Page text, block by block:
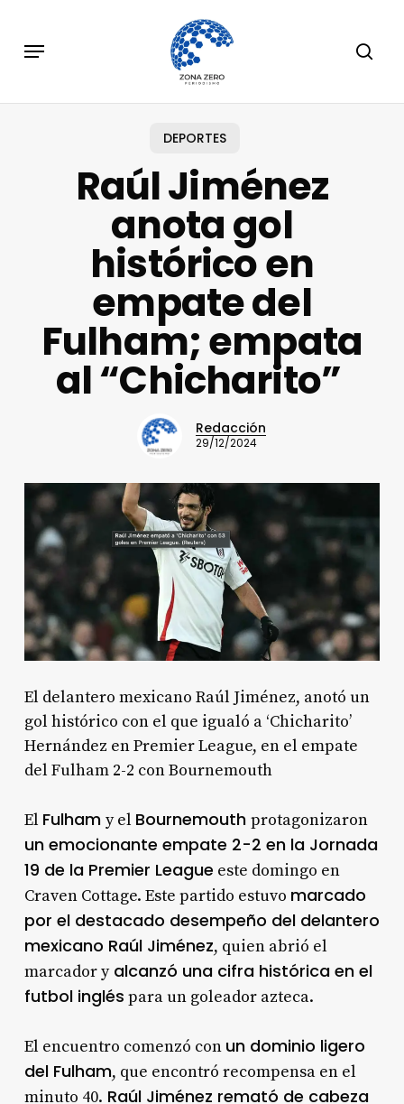
main
Menu
DEPORTES
Raúl Jiménez
anota gol
histórico en
empate del
Fulham; empata
al “Chicharito”
Redacción
29/12/2024
El delantero mexicano Raúl Jiménez, anotó un
gol histórico con el que igualó a ‘Chicharito’
Hernández en Premier League, en el empate
del Fulham 2-2 con Bournemouth
El Fulham y el Bournemouth protagonizaron
un emocionante empate 2-2 en la Jornada
19 de la Premier League este domingo en
Craven Cottage. Este partido estuvo marcado
por el destacado desempeño del delantero
mexicano Raúl Jiménez, quien abrió el
marcador yalcanzó una cifra histórica en el
futbol inglés para un goleador azteca.
El encuentro comenzó con un dominio ligero
del Fulham, que encontró recompensa en el
minuto 40. Raúl Jiménez remató de cabeza